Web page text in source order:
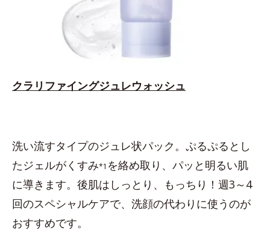
クラリファイングジュレウォッシュ
洗い流すタイプのジュレ状パック。ぷるぷるとし
たジェルがくすみ*1 を絡め取り、パッと明るい肌
に導きます。後肌はしっとり、もっちり！週3～4
回のスペシャルケアで、洗顔の代わりに使うのが
おすすめです。